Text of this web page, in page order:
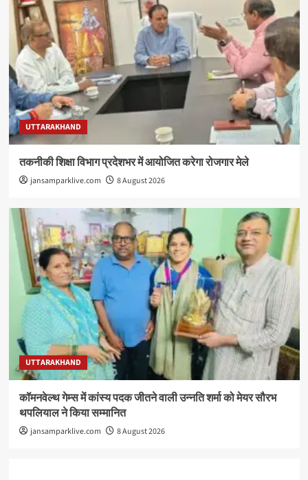
UTTARAKHAND
तकनीकी शिक्षा विभाग प्रदेशभर में आयोजित करेगा रोजगार मेले
jansamparklive.com 8 August 2026
UTTARAKHAND
कॉमनवेल्थ गेम्स में कांस्य पदक जीतने वाली उन्नति शर्मा को मेयर सौरभ
थपलियाल ने किया सम्मानित
jansamparklive.com 8 August 2026